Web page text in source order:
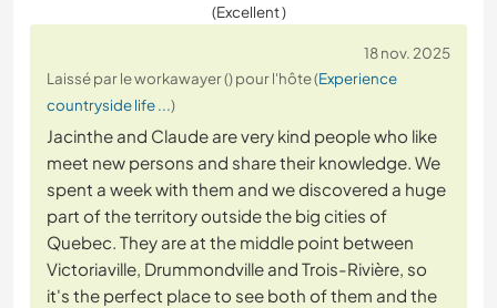
(Excellent )
18 nov. 2025
Laissé par le workawayer () pour l'hôte (Experience
countryside life ...)
Jacinthe and Claude are very kind people who like
meet new persons and share their knowledge. We
spent a week with them and we discovered a huge
part of the territory outside the big cities of
Quebec. They are at the middle point between
Victoriaville, Drummondville and Trois-Rivière, so
it's the perfect place to see both of them and the